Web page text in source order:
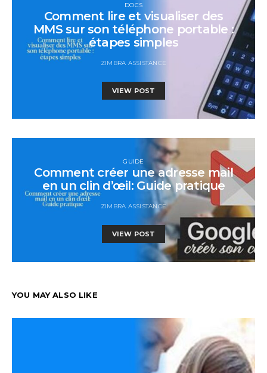
DOCS
Comment lire et visualiser des
MMS sur son téléphone portable :
étapes simples
ZIMBRA ASSISTANCE
VIEW POST
GUIDE
Comment créer une adresse mail
en un clin d’œil: Guide pratique
ZIMBRA ASSISTANCE
VIEW POST
YOU MAY ALSO LIKE